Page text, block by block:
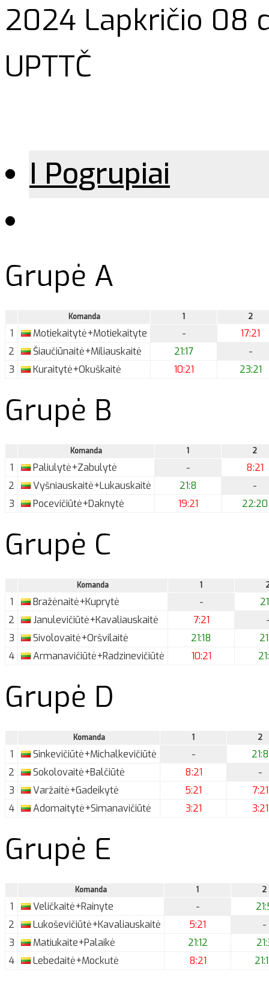
2024 Lapkričio 08
UPTTČ
I Pogrupiai
Grupė A
Komanda 1 2
1 Motiekaitytė+Motiekaityte -
17:21
2
Šiaučiūnaitė+Miliauskaitė 21:17
-
3
Kuraitytė+Okuškaitė 10:21 23:21
Grupė B
Komanda 1 2
1 Paliulytė+Zabulytė -
8:21
2
Vyšniauskaitė+Lukauskaitė 21:8
-
3
Pocevičiūtė+Daknytė 19:21 22:20
Grupė C
Komanda 1
1 Bražėnaitė+Kuprytė -
2
Janulevičiūtė+Kavaliauskaitė 7:21
3
Sivolovaitė+Oršvilaitė 21:18
4
Armanavičiūtė+Radzinevičiūtė 10:21
Grupė D
Komanda 1 2
1 Sinkevičiūtė+Michalkevičiūtė -
21:8
2
Sokolovaitė+Balčiūtė 8:21
-
3
Varžaitė+Gadeikytė 5:21
7:21
4
Adomaitytė+Simanavičiūtė 3:21 3:21
Grupė E
Komanda 1 2
1 Veličkaitė+Rainyte -
2
Lukoševičiūtė+Kavaliauskaitė 5:21
-
3
Matiukaite+Palaikė 21:12
4
Lebedaitė+Mockutė 8:21